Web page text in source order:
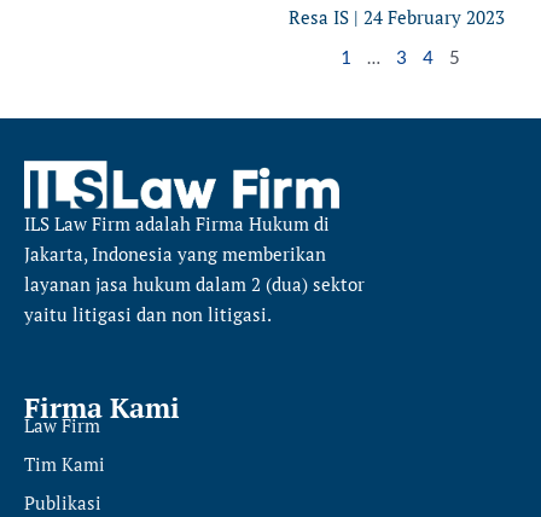
Resa IS 24 February 2023
1 … 3 4 5
ILS Law Firm adalah Firma Hukum di
Jakarta, Indonesia yang memberikan
layanan jasa hukum dalam 2 (dua) sektor
yaitu litigasi dan non litigasi.
Firma Kami
Law Firm
Tim Kami
Publikasi